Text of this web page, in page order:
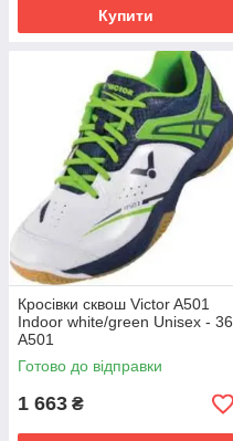
Купити
Кросівки сквош Victor A501
Indoor white/green Unisex - 36
A501
Готово до відправки
1 663 ₴